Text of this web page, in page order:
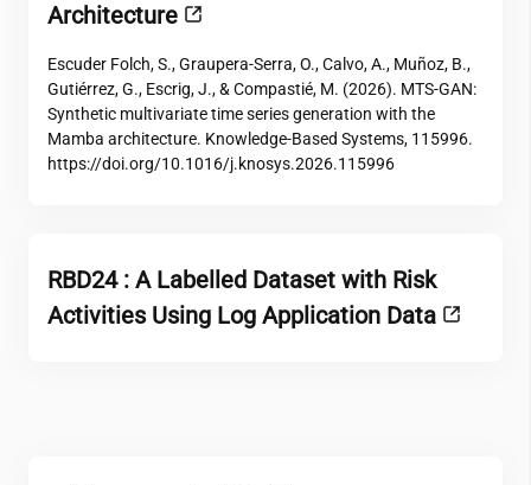
Architecture
Escuder Folch, S., Graupera-Serra, O., Calvo, A., Muñoz, B.,
Gutiérrez, G., Escrig, J., & Compastié, M. (2026). MTS-GAN:
Synthetic multivariate time series generation with the
Mamba architecture. Knowledge-Based Systems, 115996.
https://doi.org/10.1016/j.knosys.2026.115996
RBD24 : A Labelled Dataset with Risk
Activities Using Log Application Data